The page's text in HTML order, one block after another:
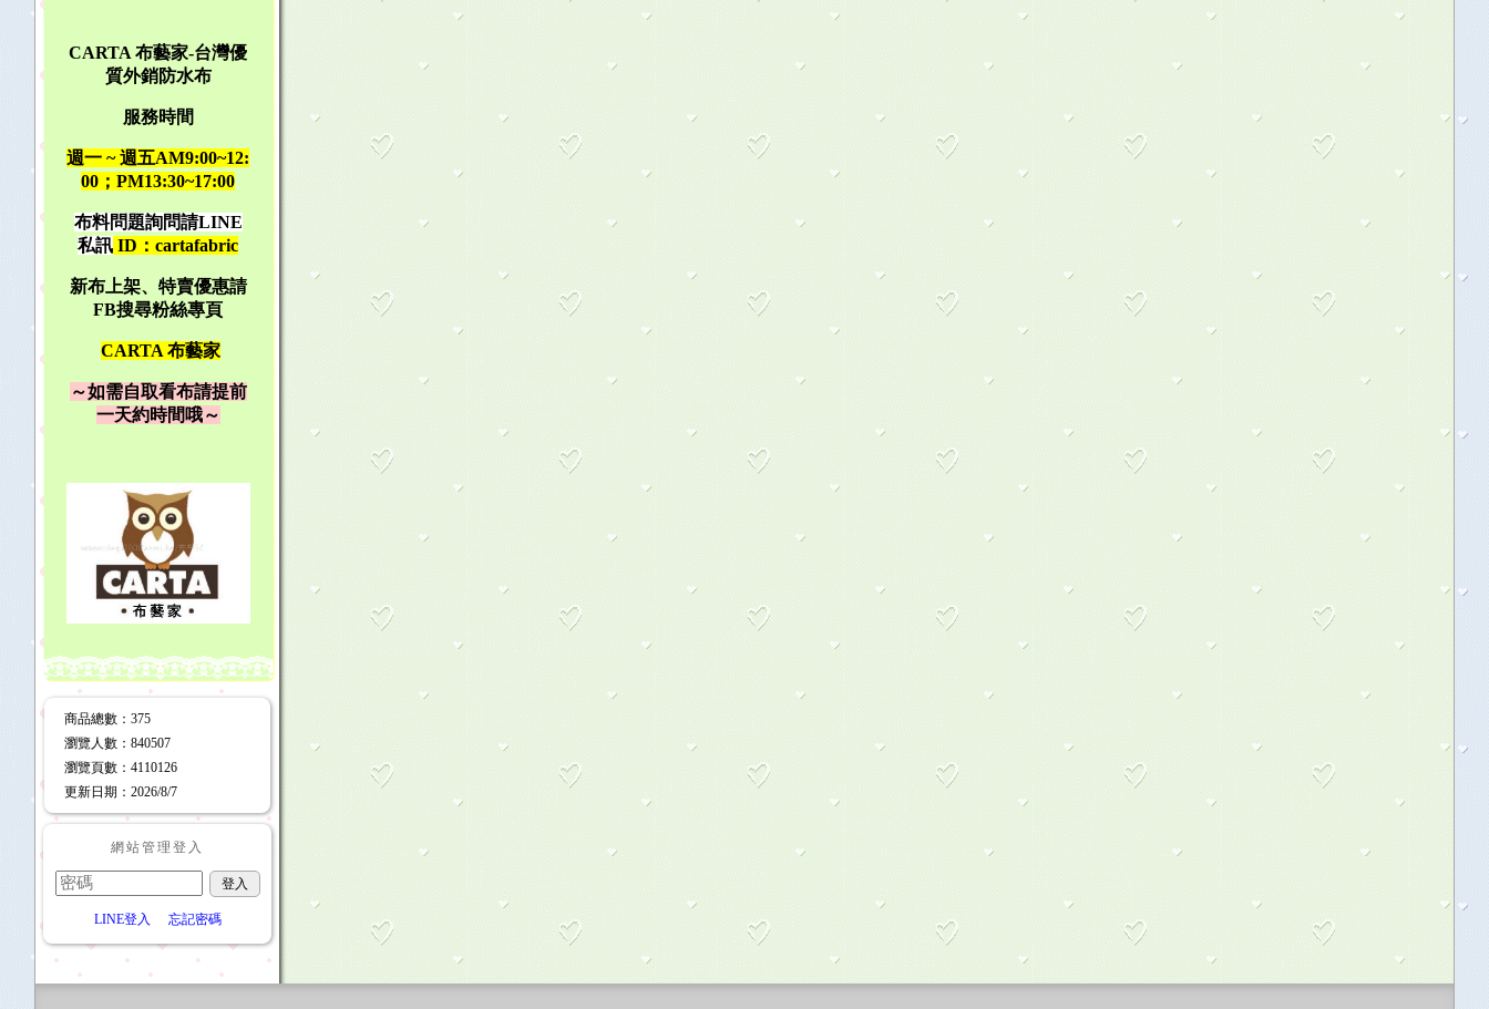
CARTA 布藝家-台灣優
質外銷防水布
服務時間
週一 ~ 週五AM9:00~12:
00；PM13:30~17:00
布料問題詢問請LINE
私訊 ID：cartafabric
新布上架、特賣優惠請
FB搜尋粉絲專頁
CARTA 布藝家
～如需自取看布請提前
一天約時間哦～
商品總數 ：375
瀏覽人數 ： 840507
瀏覽頁數 ： 4110126
更新日期 ：2026/8/7
網站管理登入
LINE登入 忘記密碼